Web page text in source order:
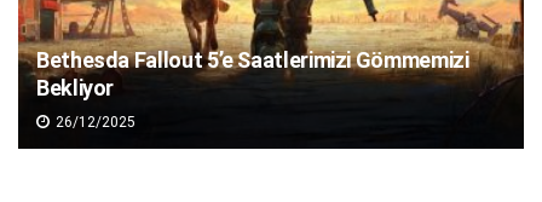
Bethesda Fallout 5’e Saatlerimizi Gömmemizi
Bekliyor
26/12/2025